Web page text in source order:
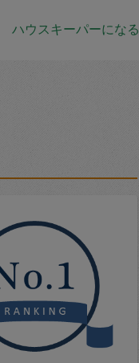
ハウスキーパーになる